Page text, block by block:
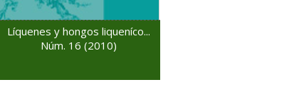
Líquenes y hongos liqueníco...
Núm. 16 (2010)